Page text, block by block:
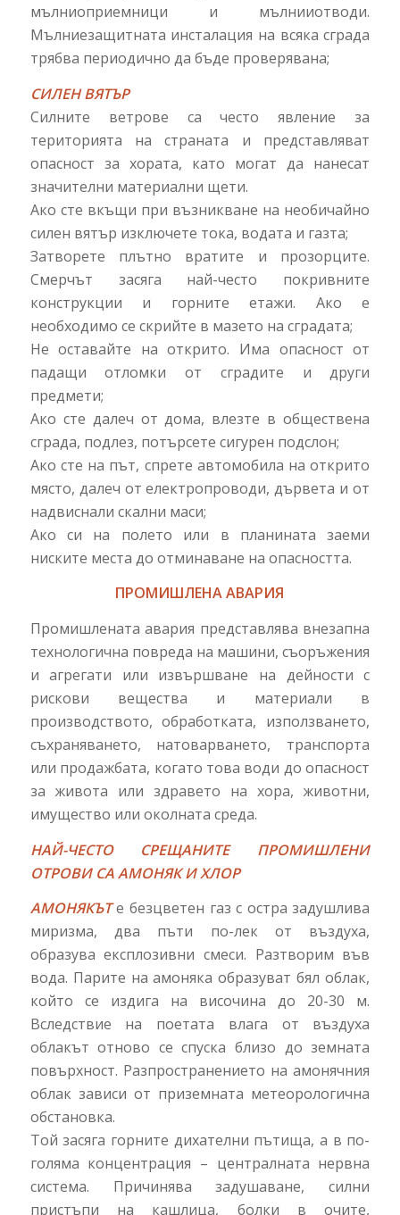
мълниоприемници и мълнииотводи.
Мълниезащитната инсталация на всяка сграда
трябва периодично да бъде проверявана;
СИЛЕН ВЯТЪР
Силните ветрове са често явление за
територията на страната и представляват
опасност за хората, като могат да нанесат
значителни материални щети.
Ако сте вкъщи при възникване на необичайно
силен вятър изключете тока, водата и газта;
Затворете плътно вратите и прозорците.
Смерчът засяга най-често покривните
конструкции и горните етажи. Ако е
необходимо се скрийте в мазето на сградата;
Не оставайте на открито. Има опасност от
падащи отломки от сградите и други
предмети;
Ако сте далеч от дома, влезте в обществена
сграда, подлез, потърсете сигурен подслон;
Ако сте на път, спрете автомобила на открито
място, далеч от електропроводи, дървета и от
надвиснали скални маси;
Ако си на полето или в планината заеми
ниските места до отминаване на опасността.
ПРОМИШЛЕНА АВАРИЯ
Промишлената авария представлява внезапна
технологична повреда на машини, съоръжения
и агрегати или извършване на дейности с
рискови вещества и материали в
производството, обработката, използването,
съхраняването, натоварването, транспорта
или продажбата, когато това води до опасност
за живота или здравето на хора, животни,
имущество или околната среда.
НАЙ-ЧЕСТО СРЕЩАНИТЕ ПРОМИШЛЕНИ
ОТРОВИ СА АМОНЯК И ХЛОР
АМОНЯКЪТ е безцветен газ с остра задушлива
миризма, два пъти по-лек от въздуха,
образува експлозивни смеси. Разтворим във
вода. Парите на амоняка образуват бял облак,
който се издига на височина до 20-30 м.
Вследствие на поетата влага от въздуха
облакът отново се спуска близо до земната
повърхност. Разпространението на амонячния
облак зависи от приземната метеорологична
обстановка.
Той засяга горните дихателни пътища, а в по-
голяма концентрация – централната нервна
система. Причинява задушаване, силни
пристъпи на кашлица, болки в очите,